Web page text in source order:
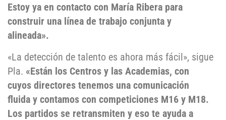
Estoy ya en contacto con María Ribera para
construir una línea de trabajo conjunta y
alineada».
«La detección de talento es ahora más fácil», sigue
Pla. «Están los Centros y las Academias, con
cuyos directores tenemos una comunicación
fluida y contamos con competiciones M16 y M18.
Los partidos se retransmiten y eso te ayuda a